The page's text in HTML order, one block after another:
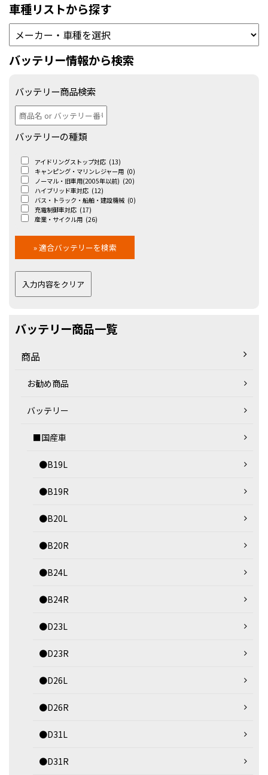
車種リストから探す
バッテリー情報から検索
バッテリー商品検索
バッテリーの種類
アイドリングストップ対応 (13)
キャンピング・マリンレジャー用 (0)
ノーマル・旧車用(2005年以前) (20)
ハイブリッド車対応 (12)
バス・トラック・船舶・建設機械 (0)
充電制御車対応 (17)
産業・サイクル用 (26)
バッテリー商品一覧
商品
お勧め商品
バッテリー
■国産車
●B19L
●B19R
●B20L
●B20R
●B24L
●B24R
●D23L
●D23R
●D26L
●D26R
●D31L
●D31R